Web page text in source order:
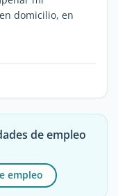
domicilio, en
de empleo
empleo